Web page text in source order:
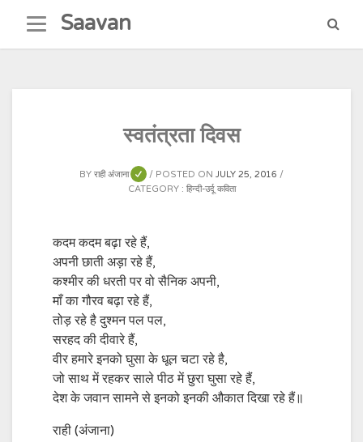
content
Saavan
स्वतंत्रता दिवस
BY राही अंजाना POSTED ONJULY 25, 2016
CATEGORY : हिन्दी-उर्दू कविता
कदम कदम बढ़ा रहे हैं,
अपनी छाती अड़ा रहे हैं,
कश्मीर की धरती पर वो सैनिक अपनी,
माँ का गौरव बढ़ा रहे हैं,
तोड़ रहे है दुश्मन पल पल,
सरहद की दीवारे हैं,
वीर हमारे इनको घुसा के धूल चटा रहे है,
जो साथ में रहकर साले पीठ में छुरा घुसा रहे हैं,
देश के जवान सामने से इनको इनकी औकात दिखा रहे हैं॥
राही (अंजाना)